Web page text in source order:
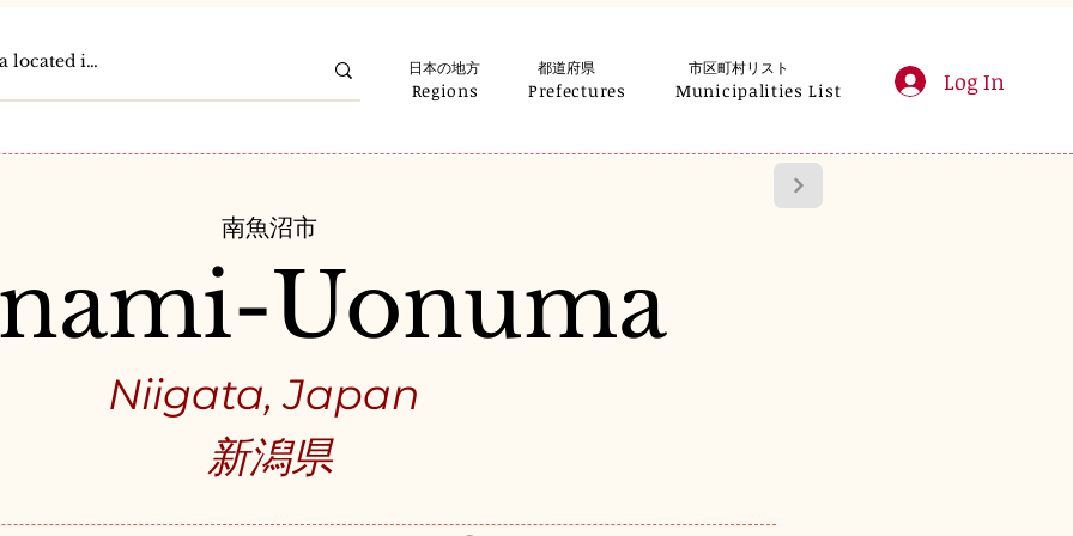
Regions Prefectures Municipalities List Log In
日本の地方 都道府県 市区町村リスト
南魚沼市
Niigata, Japan
Uonuma
新潟県